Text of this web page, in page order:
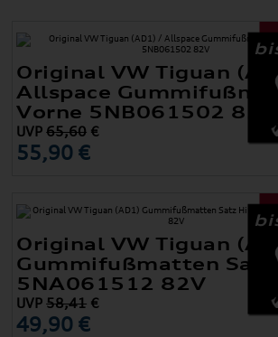
Original VW Tiguan
Allspace
Vorne 5NB061502 82V
UVP65,60 €
55,90 €
Original VW Tiguan
Gummifußmatten Satz
5NA061512 82V
UVP58,41 €
49,90 €